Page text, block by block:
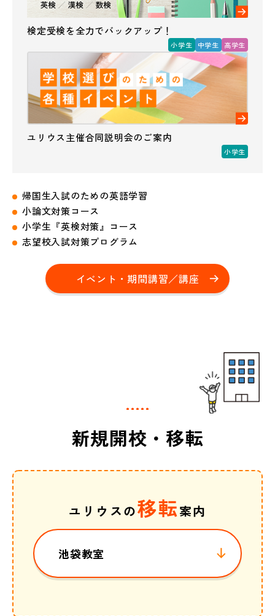
検定受検を全力でバックアップ！
小学生 中学生 高学生
ユリウス主催合同説明会のご案内
小学生
帰国生入試のための英語学習
小論文対策コース
小学生『英検対策』コース
志望校入試対策プログラム
イベント・期間講習／講座
新規開校・移転
ユリウスの移転案内
池袋教室